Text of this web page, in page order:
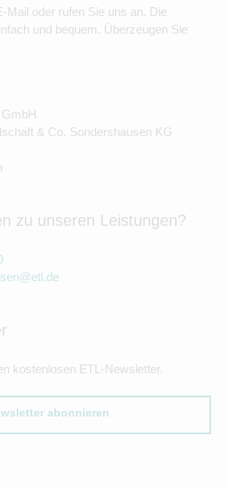
Mail oder rufen Sie uns an. Die
und bequem. Überzeugen Sie
& Co. Sondershausen KG
zu unseren Leistungen?
kostenlosen ETL-Newsletter.
abonnieren